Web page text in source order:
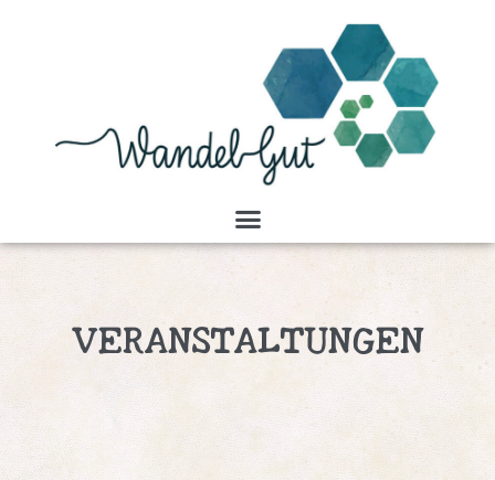
VERANSTALTUNGEN